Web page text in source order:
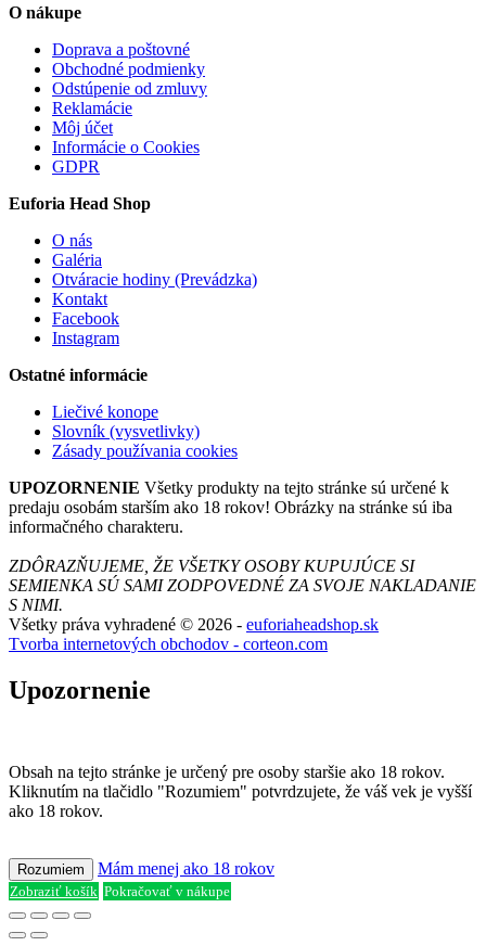
O nákupe
Doprava a poštovné
Obchodné podmienky
Odstúpenie od zmluvy
Reklamácie
Môj účet
Informácie o Cookies
GDPR
Euforia Head Shop
O nás
Galéria
Otváracie hodiny (Prevádzka)
Kontakt
Facebook
Instagram
Ostatné informácie
Liečivé konope
Slovník (vysvetlivky)
Zásady používania cookies
UPOZORNENIE Všetky produkty na tejto stránke sú určené k
predaju osobám starším ako 18 rokov! Obrázky na stránke sú iba
informačného charakteru.
ZDÔRAZŇUJEME, ŽE VŠETKY OSOBY KUPUJÚCE SI
SEMIENKA SÚ SAMI ZODPOVEDNÉ ZA SVOJE NAKLADANIE
S NIMI.
Všetky práva vyhradené © 2026 - euforiaheadshop.sk
Tvorba internetových obchodov - corteon.com
Upozornenie
Obsah na tejto stránke je určený pre osoby staršie ako 18 rokov.
Kliknutím na tlačidlo "Rozumiem" potvrdzujete, že váš vek je vyšší
ako 18 rokov.
Rozumiem Mám menej ako 18 rokov
Zobraziť košík Pokračovať v nákupe